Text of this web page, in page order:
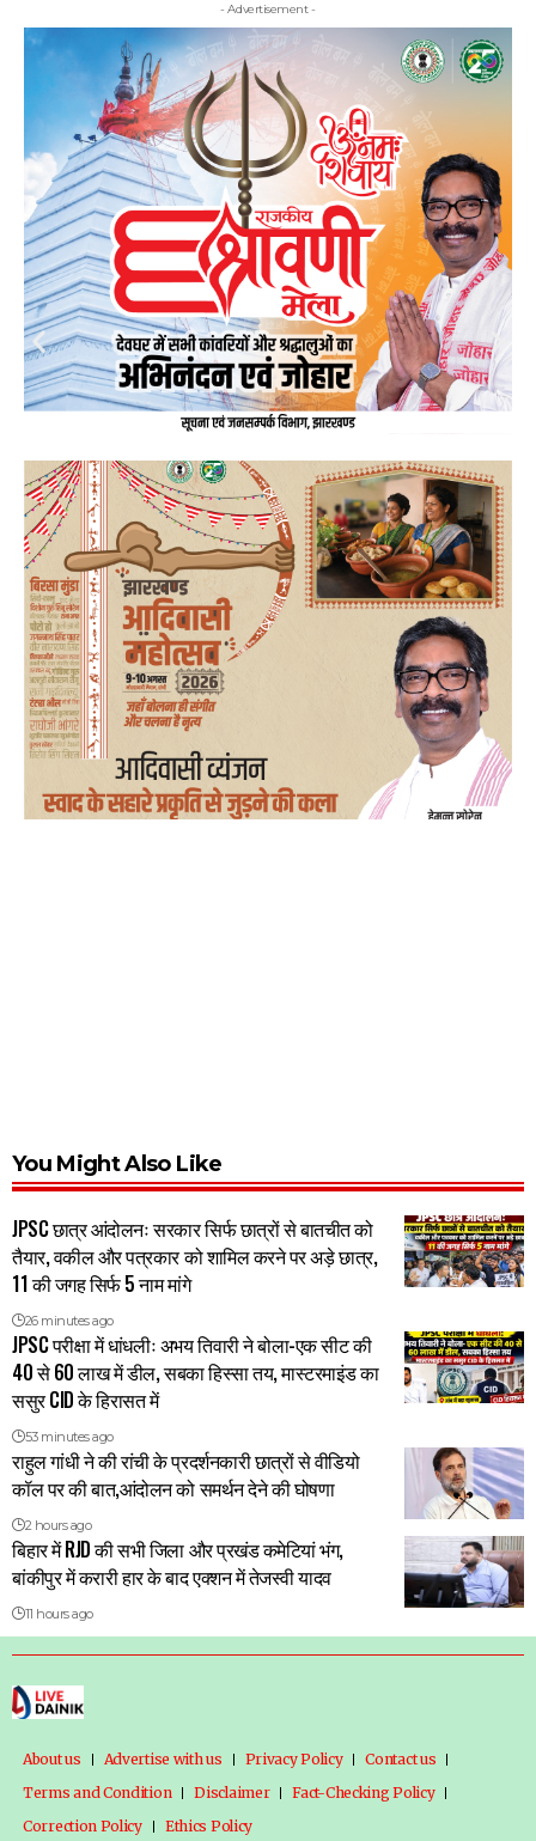
- Advertisement -
You Might Also Like
JPSC छात्र आंदोलनः सरकार सिर्फ छात्रों से बातचीत को
तैयार, वकील और पत्रकार को शामिल करने पर अड़े छात्र,
11 की जगह सिर्फ 5 नाम मांगे
26 minutes ago
JPSC परीक्षा में धांधलीः अभय तिवारी ने बोला-एक सीट की
40 से 60 लाख में डील, सबका हिस्सा तय, मास्टरमाइंड का
ससुर CID के हिरासत में
53 minutes ago
राहुल गांधी ने की रांची के प्रदर्शनकारी छात्रों से वीडियो
कॉल पर की बात,आंदोलन को समर्थन देने की घोषणा
2 hours ago
बिहार में RJD की सभी जिला और प्रखंड कमेटियां भंग,
बांकीपुर में करारी हार के बाद एक्शन में तेजस्वी यादव
11 hours ago
About us Advertise with us Privacy Policy
Contact us
Terms and Condition
Disclaimer
Fact-Checking Policy
Correction Policy
Ethics Policy